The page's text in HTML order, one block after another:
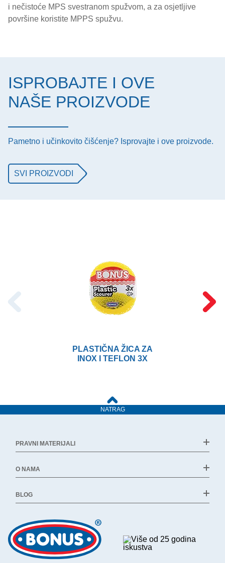
i nečistoće MPS svestranom spužvom, a za osjetljive
površine koristite MPPS spužvu.
ISPROBAJTE I OVE
NAŠE PROIZVODE
Pametno i učinkovito čišćenje? Isprovajte i ove proizvode.
SVI PROIZVODI
PLASTIČNA ŽICA ZA
INOX I TEFLON 3X
NATRAG
PRAVNI MATERIJALI
O NAMA
BLOG